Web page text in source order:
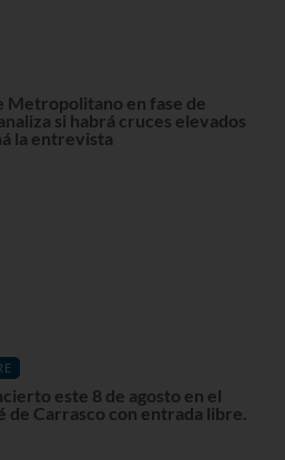
Metropolitano en fase de
si habrá cruces elevados
la entrevista
este 8 de agosto en el
de Carrasco con entrada libre.